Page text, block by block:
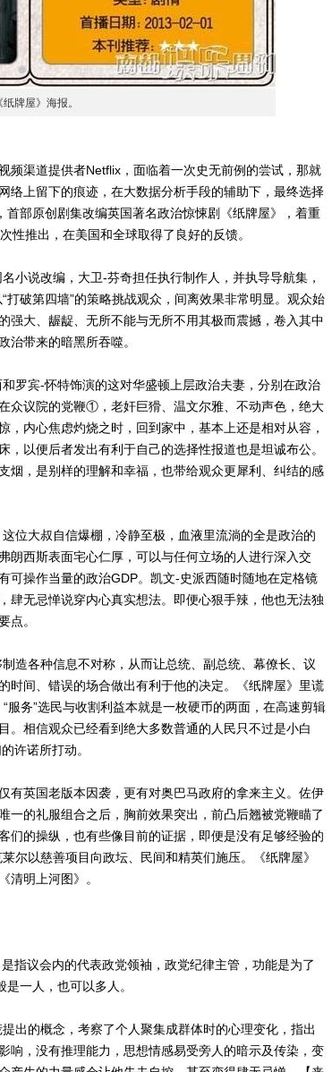
《纸牌屋》海报。
渠道提供者Netflix，面临着一次史无前例的尝试，那就
络上留下的痕迹，在大数据分析手段的辅助下，最终选择
部原创剧集改编英国著名政治惊悚剧《纸牌屋》，着重
性推出，在美国和全球取得了良好的反馈。
说改编，大卫-芬奇担任执行制作人，并执导导航集，
破第四墙”的策略挑战观众，间离效果非常明显。观众始
强大、龌龊、无所不能与无所不用其极而震撼，卷入其中
治带来的暗黑所吞噬。
宾-怀特饰演的这对华盛顿上层政治夫妻，分别在政治
众议院的党鞭①，老奸巨猾、温文尔雅、不动声色，绝大
，内心焦虑灼烧之时，回到家中，基本上还是相对从容，
以便后者发出有利于自己的选择性报道也是坦诚布公。
烟，是别样的理解和幸福，也带给观众更犀利、纠结的感
大叔自信爆棚，冷静至极，血液里流淌的全是政治的
朗西斯表面宅心仁厚，可以与任何立场的人进行深入交
可操作当量的政治GDP。凯文-史派西随时随地在定格镜
肆无忌惮说穿内心真实想法。即便心狠手辣，他也无法独
点。
各种信息不对称，从而让总统、副总统、幕僚长、议
时间、错误的场合做出有利于他的决定。《纸牌屋》里谎
服务”选民与收割利益本就是一枚硬币的两面，在高速剪辑
。相信观众已经看到绝大多数普通的人民只不过是小白
许诺所打动。
英国老版本因袭，更有对奥巴马政府的拿来主义。佐伊
一的礼服组合之后，胸前效果突出，前凸后翘被党鞭瞄了
们的操纵，也有些像目前的证据，即便是没有足够经验的
尔以慈善项目向政坛、民间和精英们施压。《纸牌屋》
清明上河图》。
议会内的代表政党领袖，政党纪律主管，功能是为了
一人，也可以多人。
的概念，考察了个人聚集成群体时的心理变化，指出
响，没有推理能力，思想情感易受旁人的暗示及传染，变